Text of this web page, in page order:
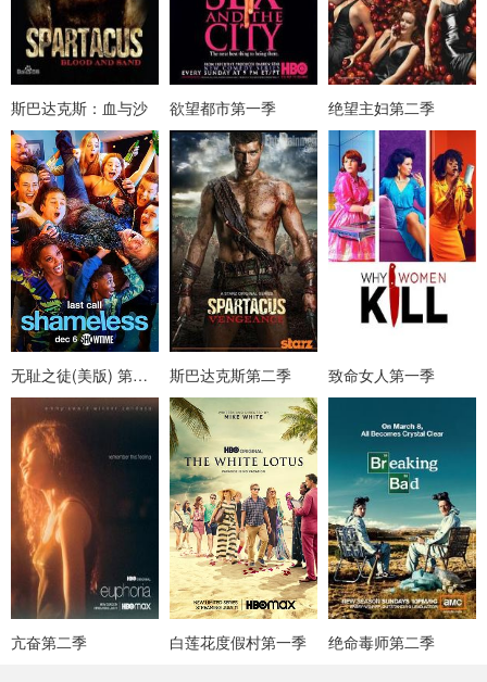
斯巴达克斯：血与沙 欲望都市第一季 绝望主妇第二季
无耻之徒(美版) 第十一季 斯巴达克斯第二季 致命女人第一季
亢奋第二季 白莲花度假村第一季 绝命毒师第二季